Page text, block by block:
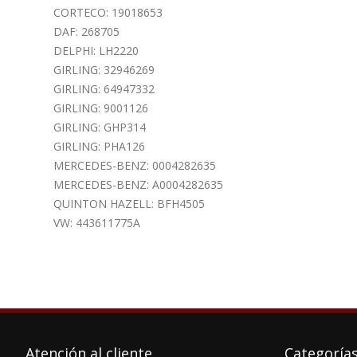
CORTECO: 19018653
DAF: 268705
DELPHI: LH2220
GIRLING: 32946269
GIRLING: 64947332
GIRLING: 9001126
GIRLING: GHP314
GIRLING: PHA126
MERCEDES-BENZ: 0004282635
MERCEDES-BENZ: A0004282635
QUINTON HAZELL: BFH4505
VW: 443611775A
Atención al cliente Categorías